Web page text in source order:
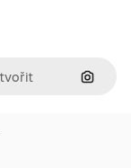
Hledat